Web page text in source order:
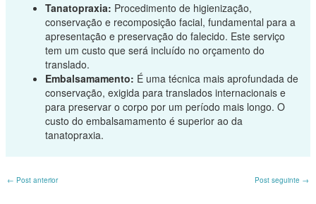
Tanatopraxia: Procedimento de higienização,
conservação e recomposição facial, fundamental para a
apresentação e preservação do falecido. Este serviço
tem um custo que será incluído no orçamento do
translado.
Embalsamamento: É uma técnica mais aprofundada de
conservação, exigida para translados internacionais e
para preservar o corpo por um período mais longo. O
custo do embalsamamento é superior ao da
tanatopraxia.
← Post anterior Post seguinte →